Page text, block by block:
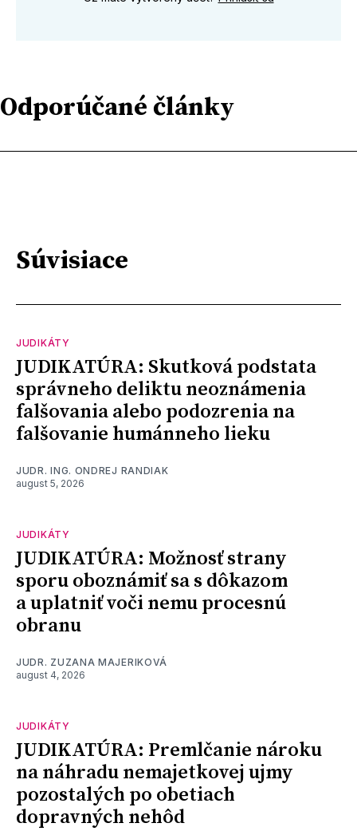
Odporúčané články
Súvisiace
JUDIKÁTY
JUDIKATÚRA: Skutková podstata
správneho deliktu neoznámenia
falšovania alebo podozrenia na
falšovanie humánneho lieku
JUDR. ING. ONDREJ RANDIAK
august 5, 2026
JUDIKÁTY
JUDIKATÚRA: Možnosť strany
sporu oboznámiť sa s dôkazom
a uplatniť voči nemu procesnú
obranu
JUDR. ZUZANA MAJERIKOVÁ
august 4, 2026
JUDIKÁTY
JUDIKATÚRA: Premlčanie nároku
na náhradu nemajetkovej ujmy
pozostalých po obetiach
dopravných nehôd